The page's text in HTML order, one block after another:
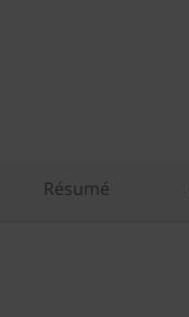
Résumé